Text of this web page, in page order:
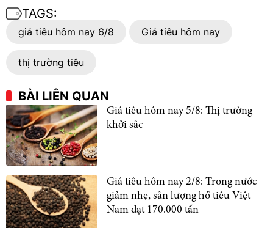
TAGS:
giá tiêu hôm nay 6/8 Giá tiêu hôm nay
thị trường tiêu
BÀI LIÊN QUAN
Giá tiêu hôm nay 5/8: Thị trường
khởi sắc
Giá tiêu hôm nay 2/8: Trong nước
giảm nhẹ, sản lượng hồ tiêu Việt
Nam đạt 170.000 tấn